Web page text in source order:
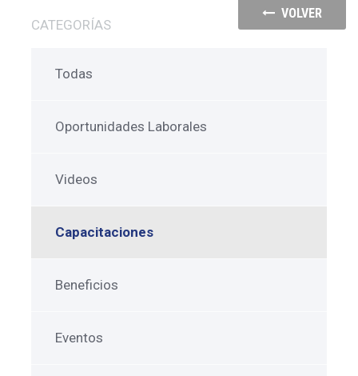
VOLVER
CATEGORÍAS
Todas
Oportunidades Laborales
Videos
Capacitaciones
Beneficios
Eventos